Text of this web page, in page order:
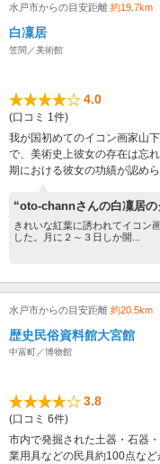
水戸市からの目安距離 約19.7km
白凜居
笠間／美術館
4.0
(口コミ 1件)
我が国初めてのイコン画家山
で、美術史上彼女の存在は忘
期における彼女の功績が認めら
“oto-channさんの白凜居の
きれいな紅葉に誘われてイコン
した。月に２～３日しか開...
水戸市からの目安距離 約20.5km
歴史民俗資料館大宮館
中富町／博物館
3.8
(口コミ 6件)
市内で発掘された土器・石器
業用具などの民具約100点な